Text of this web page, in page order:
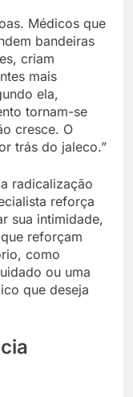
Médicos que
bandeiras
criam
mais
ela,
tornam-se
cresce. O
trás do jaleco.”
radicalização
reforça
sua intimidade,
reforçam
como
ou uma
que deseja